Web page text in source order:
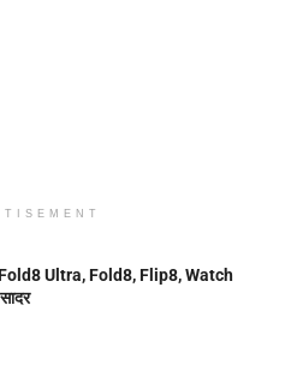
Ultra, Fold8, Flip8, Watch